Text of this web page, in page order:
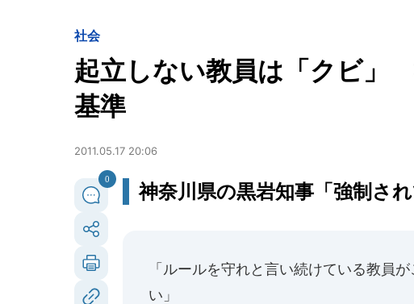
社会
起立しない教員は「クビ」
基準
2011.05.17 20:06
0
神奈川県の黒岩知事「強制さ
「ルールを守れと言い続けている教員
い」